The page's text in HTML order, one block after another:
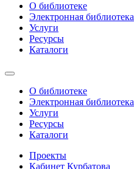
О библиотеке
Электронная библиотека
Услуги
Ресурсы
Каталоги
О библиотеке
Электронная библиотека
Услуги
Ресурсы
Каталоги
Проекты
Кабинет Курбатова